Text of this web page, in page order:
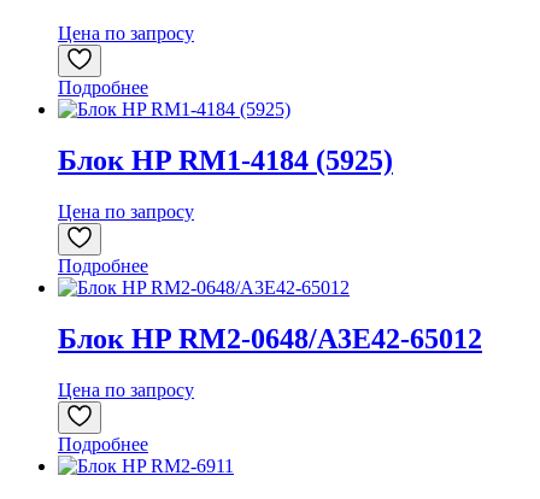
Цена по запросу
Подробнее
Блок HP RM1-4184 (5925)
Цена по запросу
Подробнее
Блок HP RM2-0648/A3E42-65012
Цена по запросу
Подробнее